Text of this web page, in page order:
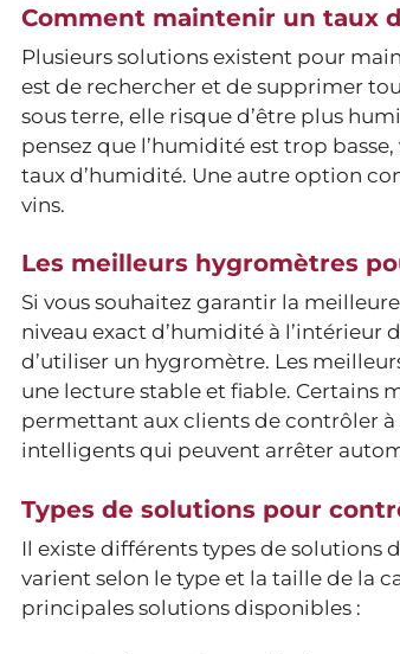
Comment maintenir un taux
Plusieurs solutions existent pour
est de rechercher et de supprimer
sous terre, elle risque d’être plus
pensez que l’humidité est trop
taux d’humidité. Une autre option
vins.
Les meilleurs hygromètres
Si vous souhaitez garantir la
niveau exact d’humidité à l’intérieur
d’utiliser un hygromètre. Les
une lecture stable et fiable. Certains
permettant aux clients de contrôler à
intelligents qui peuvent arrêter
Types de solutions pour
Il existe différents types de solutions
varient selon le type et la taille de la
principales solutions disponibles :